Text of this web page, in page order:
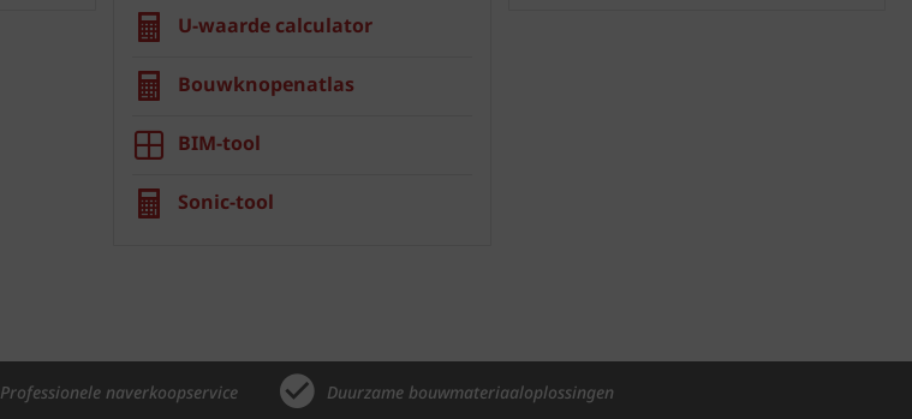
U-waarde calculator
Bouwknopenatlas
BIM-tool
Sonic-tool
Professionele naverkoopservice Duurzame bouwmateriaaloplossingen